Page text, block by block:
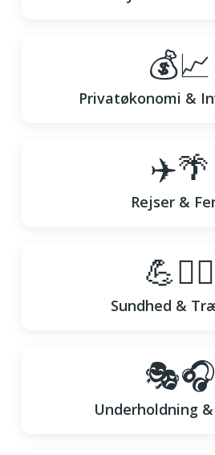
💰📈
Privatøkonomi &
✈️🌴
Rejser &
💪🧘‍♀️
Sundhed &
🎭🎧
Underholdning